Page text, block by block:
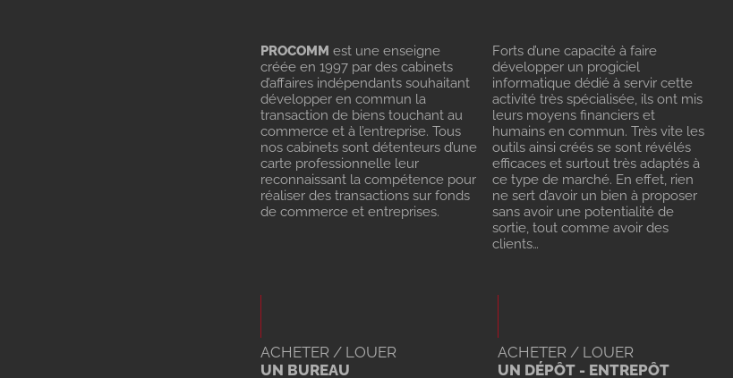
PROCOMM est une enseigne
créée en 1997 par des cabinets
d’affaires indépendants souhaitant
développer en commun la
transaction de biens touchant au
commerce et à l’entreprise. Tous
nos cabinets sont détenteurs d’une
carte professionnelle leur
reconnaissant la compétence pour
réaliser des transactions sur fonds
de commerce et entreprises.
Forts d’une capacité à faire
développer un progiciel
informatique dédié à servir cette
activité très spécialisée, ils ont mis
leurs moyens financiers et
humains en commun. Très vite les
outils ainsi créés se sont révélés
efficaces et surtout très adaptés à
ce type de marché. En effet, rien
ne sert d’avoir un bien à proposer
sans avoir une potentialité de
sortie, tout comme avoir des
clients…
ACHETER / LOUER
UN BUREAU
ACHETER / LOUER
UN DÉPÔT - ENTREPÔT